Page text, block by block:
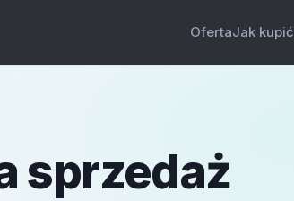
OfertaJak kupić
sprzedaż